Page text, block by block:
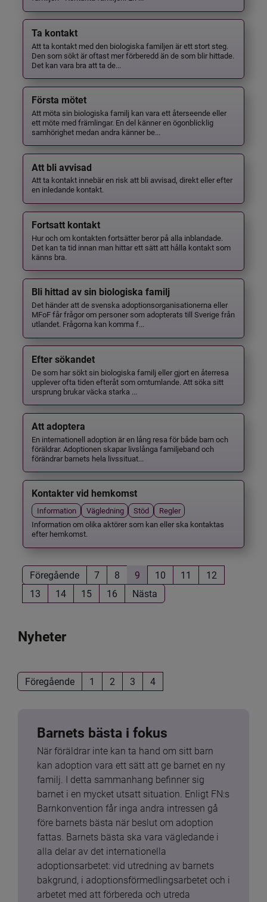
Ta kontakt
Att ta kontakt med den biologiska familjen är ett stort steg.
Den som sökt är oftast mer förberedd än de som blir hittade.
Det kan vara bra att ta de...
Första mötet
Att möta sin biologiska familj kan vara ett återseende eller
ett möte med främlingar. En del känner en ögonblicklig
samhörighet medan andra känner be...
Att bli avvisad
Att ta kontakt innebär en risk att bli avvisad, direkt eller efter
en inledande kontakt.
Fortsatt kontakt
Hur och om kontakten fortsätter beror på alla inblandade.
Det kan ta tid innan man hittar ett sätt att hålla kontakt som
känns bra.
Bli hittad av sin biologiska familj
Det händer att de svenska adoptionsorganisationerna eller
MFoF får frågor om personer som adopterats till Sverige från
utlandet. Frågorna kan komma f...
Efter sökandet
De som har sökt sin biologiska familj eller gjort en återresa
upplever ofta tiden efteråt som omtumlande. Att söka sitt
ursprung brukar väcka starka ...
Att adoptera
En internationell adoption är en lång resa för både barn och
föräldrar. Adoptionen skapar livslånga familjeband och
förändrar barnets hela livssituat...
Kontakter vid hemkomst
Information Vägledning Stöd
Regler
Information om olika aktörer som kan eller ska kontaktas
efter hemkomst.
Föregående 7 8 9 10 11
12
13
14 15 16 Nästa
Nyheter
Föregående 1 2 3 4
Barnets bästa i fokus
När föräldrar inte kan ta hand om sitt barn
kan adoption vara ett sätt att ge barnet en ny
familj. I detta sammanhang befinner sig
barnet i en mycket utsatt situation. Enligt FN:s
Barnkonvention får inga andra intressen gå
före barnets bästa när beslut om adoption
fattas. Barnets bästa ska vara vägledande i
alla delar av det internationella
adoptionsarbetet: vid utredning av barnets
bakgrund, i adoptionsförmedlingsarbetet och i
arbetet med att förbereda och utreda